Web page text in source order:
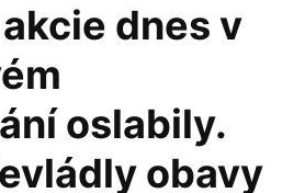
dnes v
oslabily.
obavy